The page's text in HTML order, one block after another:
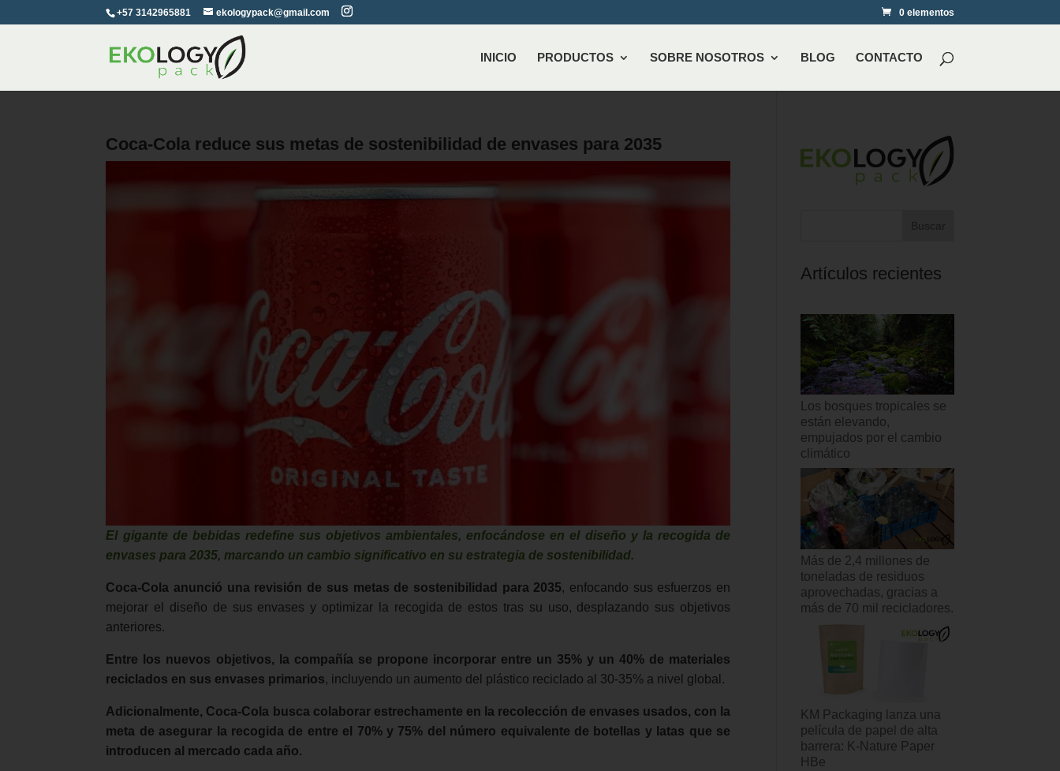
+57 3142965881 ekologypack@gmail.com 0 elementos
INICIO PRODUCTOS SOBRE NOSOTROS BLOG CONTACTO
Coca-Cola reduce sus metas de sostenibilidad de envases para 2035
El gigante de bebidas redefine sus objetivos ambientales, enfocándose en el diseño y la recogida de
envases para 2035, marcando un cambio significativo en su estrategia de sostenibilidad.
Coca-Cola anunció una revisión de sus metas de sostenibilidad para 2035, enfocando sus esfuerzos en
mejorar el diseño de sus envases y optimizar la recogida de estos tras su uso, desplazando sus objetivos
anteriores.
Entre los nuevos objetivos, la compañía se propone incorporar entre un 35% y un 40% de materiales
reciclados en sus envases primarios, incluyendo un aumento del plástico reciclado al 30-35% a nivel global.
Adicionalmente, Coca-Cola busca colaborar estrechamente en la recolección de envases usados, con la
meta de asegurar la recogida de entre el 70% y 75% del número equivalente de botellas y latas que se
introducen al mercado cada año.
Buscar
Artículos recientes
Los bosques tropicales se
están elevando,
empujados por el cambio
climático
Más de 2,4 millones de
toneladas de residuos
aprovechadas, gracias a
más de 70 mil recicladores.
KM Packaging lanza una
película de papel de alta
barrera: K-Nature Paper
HBe